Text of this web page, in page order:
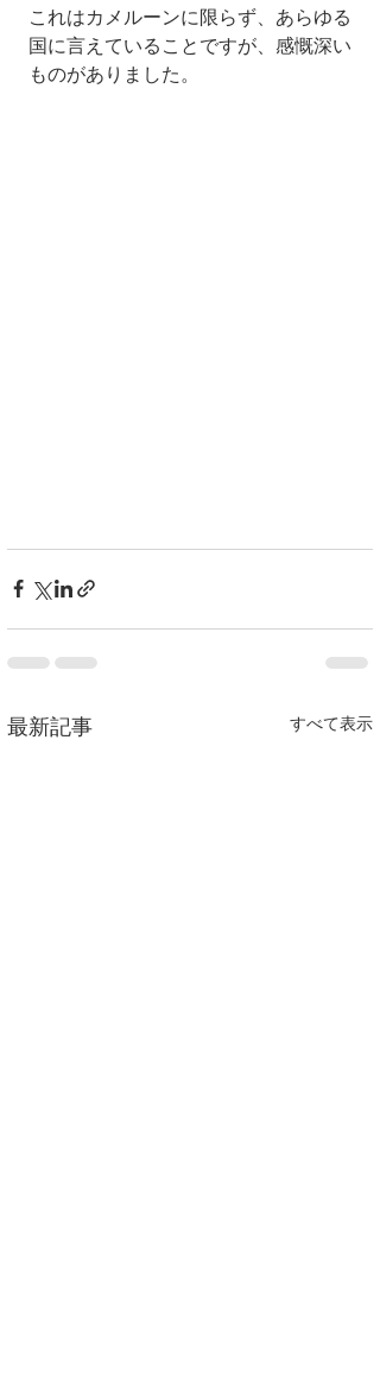
これはカメルーンに限らず、あらゆる
国に言えていることですが、感慨深い
ものがありました。
最新記事 すべて表示